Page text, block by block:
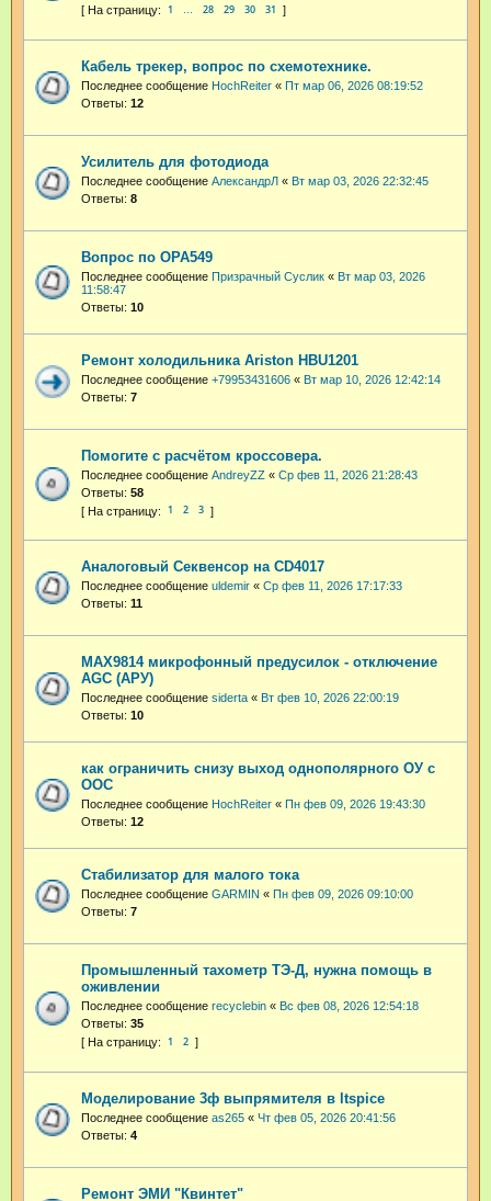
1 … 28 29 30 31
Кабель трекер, вопрос по схемотехнике.
Последнее сообщение HochReiter « Пт мар 06, 2026 08:19:52
Ответы: 12
Усилитель для фотодиода
Последнее сообщение АлександрЛ « Вт мар 03, 2026 22:32:45
Ответы: 8
Вопрос по OPA549
Последнее сообщение Призрачный Суслик « Вт мар 03, 2026
11:58:47
Ответы: 10
Ремонт холодильника Ariston HBU1201
Последнее сообщение +79953431606 « Вт мар 10, 2026 12:42:14
Ответы: 7
Помогите с расчётом кроссовера.
Последнее сообщение AndreyZZ « Ср фев 11, 2026 21:28:43
Ответы: 58
1 2 3
Аналоговый Секвенсор на CD4017
Последнее сообщение uldemir « Ср фев 11, 2026 17:17:33
Ответы: 11
MAX9814 микрофонный предусилок - отключение
AGC (АРУ)
Последнее сообщение siderta « Вт фев 10, 2026 22:00:19
Ответы: 10
как ограничить снизу выход однополярного ОУ с
ООС
Последнее сообщение HochReiter « Пн фев 09, 2026 19:43:30
Ответы: 12
Стабилизатор для малого тока
Последнее сообщение GARMIN « Пн фев 09, 2026 09:10:00
Ответы: 7
Промышленный тахометр ТЭ-Д, нужна помощь в
оживлении
Последнее сообщение recyclebin « Вс фев 08, 2026 12:54:18
Ответы: 35
1 2
Моделирование 3ф выпрямителя в ltspice
Последнее сообщение as265 « Чт фев 05, 2026 20:41:56
Ответы: 4
Ремонт ЭМИ "Квинтет"